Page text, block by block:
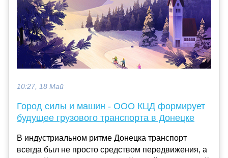
10:27, 18 Май
Город силы и машин - ООО КЦД формирует
будущее грузового транспорта в Донецке
В индустриальном ритме Донецка транспорт
всегда был не просто средством передвижения, а